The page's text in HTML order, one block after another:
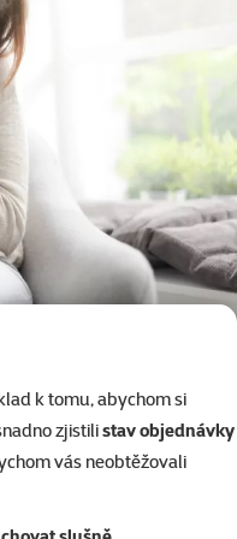
k tomu, abychom si
zjistilistav objednávky
vás neobtěžovali
dokáže naučit různé triky,
s ní nikdy není nuda?
Expert Super zoo